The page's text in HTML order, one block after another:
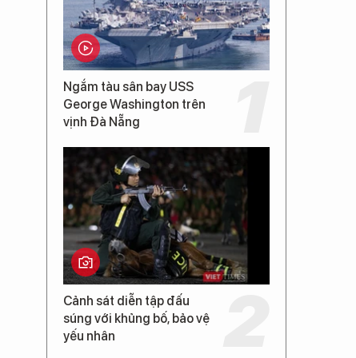
Ngắm tàu sân bay USS
George Washington trên
vịnh Đà Nẵng
Cảnh sát diễn tập đấu
súng với khủng bố, bảo vệ
yếu nhân